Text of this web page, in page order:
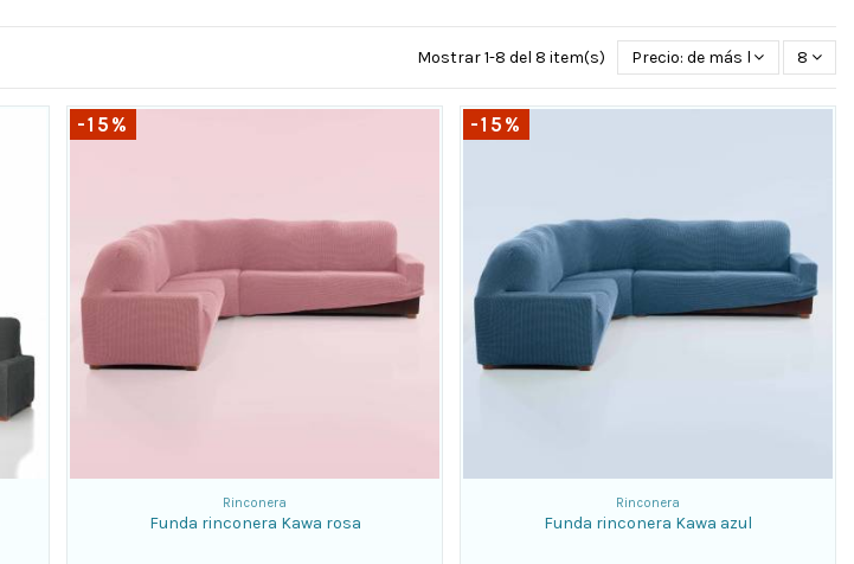
Mostrar 1-8 del 8 item(s) Precio: de más bajo a más
8
-15%
Rinconera
Funda rinconera Kawa rosa
-15%
Rinconera
Funda rinconera Kawa azul